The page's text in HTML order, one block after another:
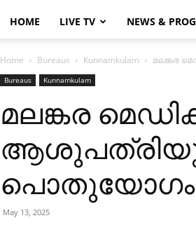
HOME LIVE TV NEWS &
Home Bureaus Kunnamkulam മലങ്കര
Bureaus Kunnamkulam
മലങ്കര
പൊതുയോഗം
May 13, 2025